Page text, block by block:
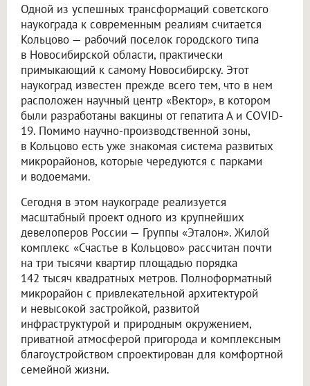
Одной из успешных трансформаций советского
наукограда к современным реалиям считается
Кольцово — рабочий поселок городского типа
в Новосибирской области, практически
примыкающий к самому Новосибирску. Этот
наукоград известен прежде всего тем, что в нем
расположен научный центр «Вектор», в котором
были разработаны вакцины от гепатита А и COVID-
19. Помимо научно-производственной зоны,
в Кольцово есть уже знакомая система развитых
микрорайонов, которые чередуются с парками
и водоемами.
Сегодня в этом наукограде реализуется
масштабный проект одного из крупнейших
девелоперов России — Группы «Эталон». Жилой
комплекс «Счастье в Кольцово» рассчитан почти
на три тысячи квартир площадью порядка
142 тысяч квадратных метров. Полноформатный
микрорайон с привлекательной архитектурой
и невысокой застройкой, развитой
инфраструктурой и природным окружением,
приватной атмосферой пригорода и комплексным
благоустройством спроектирован для комфортной
семейной жизни.